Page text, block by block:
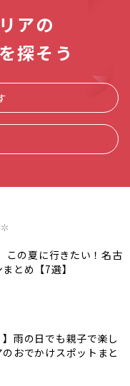
アの
探そう
この夏に行きたい！名古
とめ【7選】
】雨の日でも親子で楽し
おでかけスポットまと